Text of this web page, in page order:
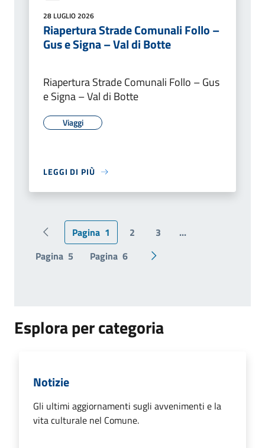
28 LUGLIO 2026
Riapertura Strade Comunali Follo –
Gus e Signa – Val di Botte
Riapertura Strade Comunali Follo – Gus
e Signa – Val di Botte
Viaggi
LEGGI DI PIÙ
Pagina precedente
Pagina 1 2 3
...
Pagina 5 Pagina 6 Pagina successiva
Esplora per categoria
Notizie
Gli ultimi aggiornamenti sugli avvenimenti e la
vita culturale nel Comune.